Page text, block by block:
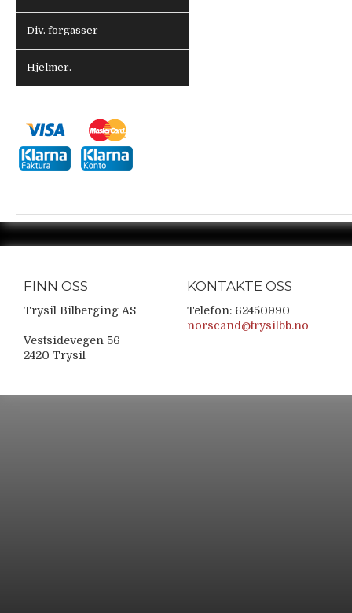
Div. forgasser
Hjelmer.
FINN OSS
Trysil Bilberging AS
Vestsidevegen 56
2420 Trysil
KONTAKTE OSS
Telefon: 62450990
norscand@trysilbb.no